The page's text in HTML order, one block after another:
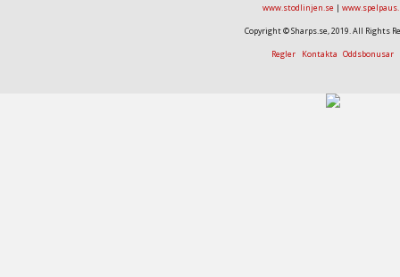
www.stodlinjen.se |
Copyright © Sharps.se, 2019. All Rights
Regler Kontakta Oddsbonusar